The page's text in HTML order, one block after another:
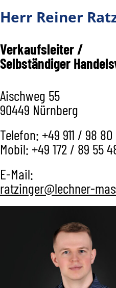
Herr Reiner
Verkaufsleiter /
Selbständiger
Aischweg 55
90449 Nürnberg
Telefon: +49 911 / 98
Mobil: +49 172 / 89 55
E-Mail:
ratzinger@lechner-